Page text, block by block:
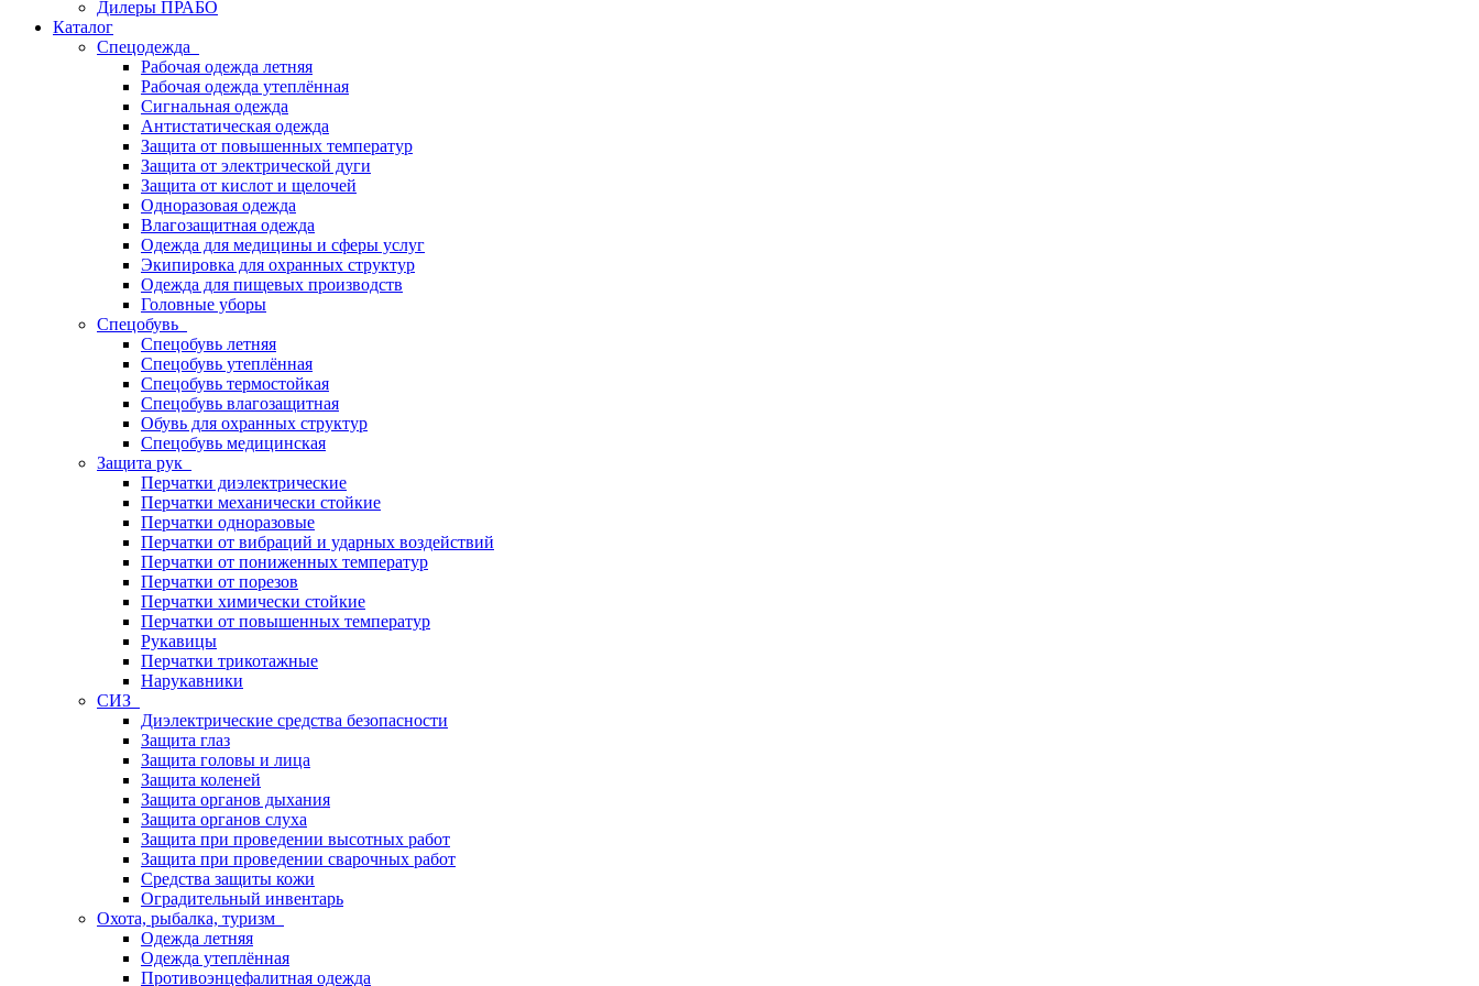
Дилеры ПРАБО
Каталог
Спецодежда
Рабочая одежда летняя
Рабочая одежда утеплённая
Сигнальная одежда
Антистатическая одежда
Защита от повышенных температур
Защита от электрической дуги
Защита от кислот и щелочей
Одноразовая одежда
Влагозащитная одежда
Одежда для медицины и сферы услуг
Экипировка для охранных структур
Одежда для пищевых производств
Головные уборы
Спецобувь
Спецобувь летняя
Спецобувь утеплённая
Спецобувь термостойкая
Спецобувь влагозащитная
Обувь для охранных структур
Спецобувь медицинская
Защита рук
Перчатки диэлектрические
Перчатки механически стойкие
Перчатки одноразовые
Перчатки от вибраций и ударных воздействий
Перчатки от пониженных температур
Перчатки от порезов
Перчатки химически стойкие
Перчатки от повышенных температур
Рукавицы
Перчатки трикотажные
Нарукавники
СИЗ
Диэлектрические средства безопасности
Защита глаз
Защита головы и лица
Защита коленей
Защита органов дыхания
Защита органов слуха
Защита при проведении высотных работ
Защита при проведении сварочных работ
Средства защиты кожи
Оградительный инвентарь
Охота, рыбалка, туризм
Одежда летняя
Одежда утеплённая
Противоэнцефалитная одежда